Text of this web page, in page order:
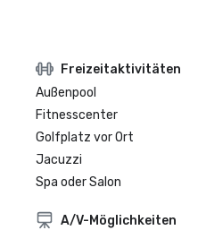
Freizeitaktivitäten
Außenpool
Fitnesscenter
Golfplatz vor Ort
Jacuzzi
Spa oder Salon
A/V-Möglichkeiten